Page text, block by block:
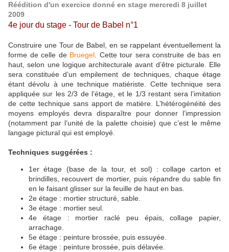
Réédition d'un exercice donné en stage mercredi 8 juillet
2009
4e jour du stage - Tour de Babel n°1
Construire une Tour de Babel, en se rappelant éventuellement la
forme de celle de Bruegel . Cette tour sera construite de bas en
haut, selon une logique architecturale avant d’être picturale. Elle
sera constituée d’un empilement de techniques, chaque étage
étant dévolu à une technique matiériste. Cette technique sera
appliquée sur les 2/3 de l’étage, et le 1/3 restant sera l’imitation
de cette technique sans apport de matière. L’hétérogénéité des
moyens employés devra disparaître pour donner l’impression
(notamment par l’unité de la palette choisie) que c’est le même
langage pictural qui est employé.
Techniques suggérées :
1er étage (base de la tour, et sol) : collage carton et
brindilles, recouvert de mortier, puis répandre du sable fin
en le faisant glisser sur la feuille de haut en bas.
2e étage : mortier structuré, sable.
3e étage : mortier seul.
4e étage : mortier raclé peu épais, collage papier,
arrachage.
5e étage : peinture brossée, puis essuyée.
6e étage : peinture brossée, puis délavée.